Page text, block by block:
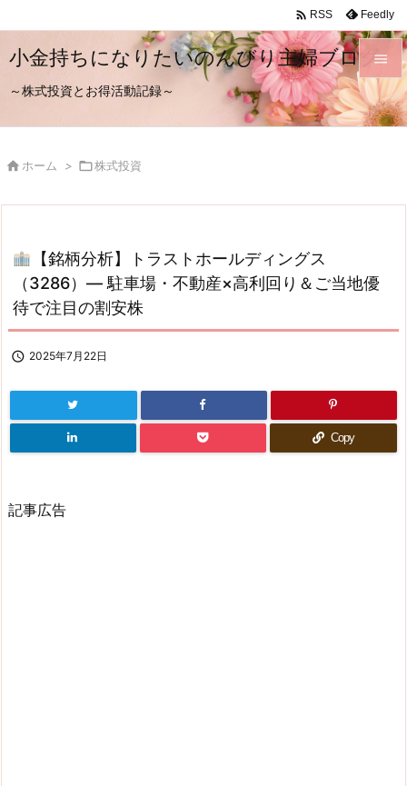
小金持ちになりたいのんびり主婦ブログ
～株式投資とお得活動記録～


メニュ
前へ

 RSS Feedly
 ホーム > 株式投資
【銘柄分析】トラストホールディングス
（3286）— 駐車場・不動産×高利回り＆ご当地優
待で注目の割安株
 2025年7月22日
Copy
記事広告